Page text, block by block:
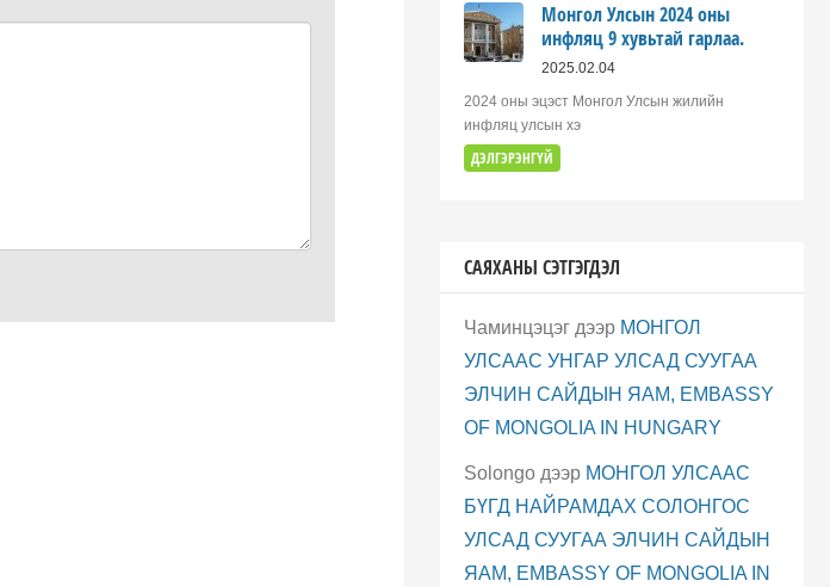
Монгол Улсын 2024 оны
инфляц 9 хувьтай гарлаа.
2025.02.04
2024 оны эцэст Монгол Улсын жилийн
инфляц улсын хэ
ДЭЛГЭРЭНГҮЙ
САЯХАНЫ СЭТГЭГДЭЛ
Чаминцэцэгдээр МОНГОЛ
УЛСААС УНГАР УЛСАД СУУГАА
ЭЛЧИН САЙДЫН ЯАМ, EMBASSY
OF MONGOLIA IN HUNGARY
Solongoдээр МОНГОЛ УЛСААС
БҮГД НАЙРАМДАХ СОЛОНГОС
УЛСАД СУУГАА ЭЛЧИН САЙДЫН
ЯАМ, EMBASSY OF MONGOLIA IN